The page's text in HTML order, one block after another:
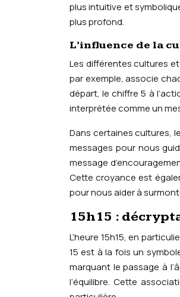
plus intuitive et
plus profond.
L’influence de la
Les différentes cultures
par exemple, associe
départ, le chiffre 5 à
interprétée comme un
Dans certaines cultures,
messages pour nous
message
Cette croyance est
pour nous aider à
15h15 :
L’heure 15h15, en
15 est à la fois un
marquant le passage à
l’équilibre. Cette